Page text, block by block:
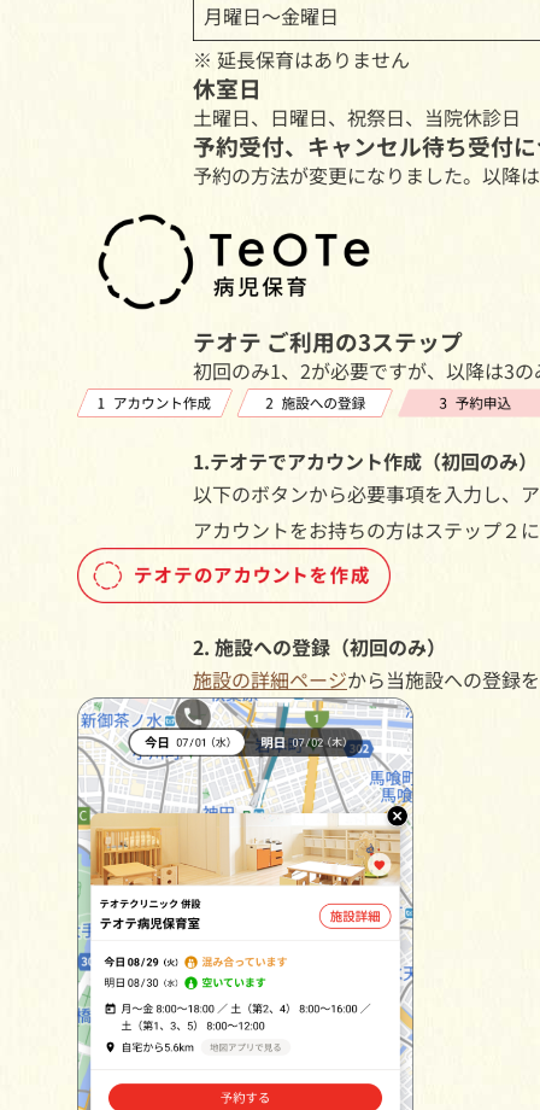
月曜日～金曜日
※ 延長保育はありません
休室日
土曜日、日曜日、祝祭日、当院休診日
予約受付、キャンセル待ち受付
予約の方法が変更になりました。以降
テオテ ご利用の3ステップ
初回のみ1、2が必要ですが、以降は3
1.テオテでアカウント作成（初回のみ）
以下のボタンから必要事項を入力し、
アカウントをお持ちの方はステップ２
2. 施設への登録（初回のみ）
施設の詳細ページから当施設への登録